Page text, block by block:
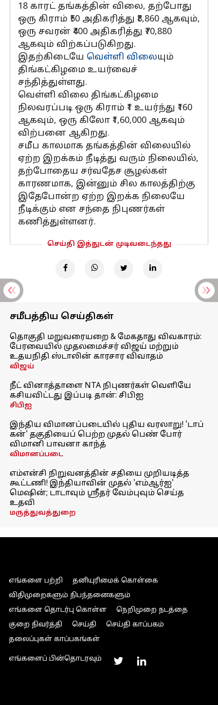
18 காரட் தங்கத்தின் விலை, தற்போது
ஒரு கிராம் ₹50 அதிகரித்து ₹8,860 ஆகவும்,
ஒரு சவரன் ₹400 அதிகரித்து ₹70,880
ஆகவும் விற்கப்படுகிறது.
இதற்கிடையே வெள்ளி விலையும்
திங்கட்கிழமை உயர்வைச்
சந்தித்துள்ளது.
வெள்ளி விலை திங்கட்கிழமை
நிலவரப்படி ஒரு கிராம் ₹1 உயர்ந்து ₹160
ஆகவும், ஒரு கிலோ ₹1,60,000 ஆகவும்
விற்பனை ஆகிறது.
சமீப காலமாக தங்கத்தின் விலையில்
ஏற்ற இறக்கம் நீடித்து வரும் நிலையில்,
தற்போதைய சர்வதேச சூழல்கள்
காரணமாக, இன்னும் சில காலத்திற்கு
இதேபோன்ற ஏற்ற இறக்க நிலையே
நீடிக்கும் என சந்தை நிபுணர்கள்
கணித்துள்ளனர்.
செய்தி இத்துடன் முடிவடைந்தது
சமீபத்திய செய்திகள்
தொகுதி மறுவரையறை & மேகதாது விவகாரம்:
பேரவையில் முதலமைச்சர் விஜய் மற்றும்
உதயநிதி ஸ்டாலின் காரசார விவாதம்
விஜய்
நீட் வினாத்தாளை NTA நிபுணர்கள் வெளியே
கசியவிட்டது இப்படி தான்: சிபிஐ
சிபிஐ
இந்திய விமானப்படையில் புதிய வரலாறு! 'டாப்
கன்' தகுதியைப் பெற்ற முதல் பெண் போர்
விமானி பாவனா காந்த்
விமானப்படை
எம்என்சி நிறுவனத்தின் சதியை முறியடித்த
கூட்டணி! இந்தியாவின் முதல் 'எம்ஆர்ஐ'
மெஷின்; டாடாவும் ஸ்ரீதர் வேம்புவும் செய்த
உதவி
மருத்துவத்துறை
எங்களை பற்றி
தனியுரிமைக் கொள்கை
விதிமுறைகளும் நிபந்தனைகளும்
எங்களை தொடர்பு கொள்ள
நெறிமுறை நடத்தை
குறை நிவர்த்தி
செய்தி
செய்தி காப்பகம்
தலைப்புகள் காப்பகங்கள்
எங்களைப் பின்தொடரவும்